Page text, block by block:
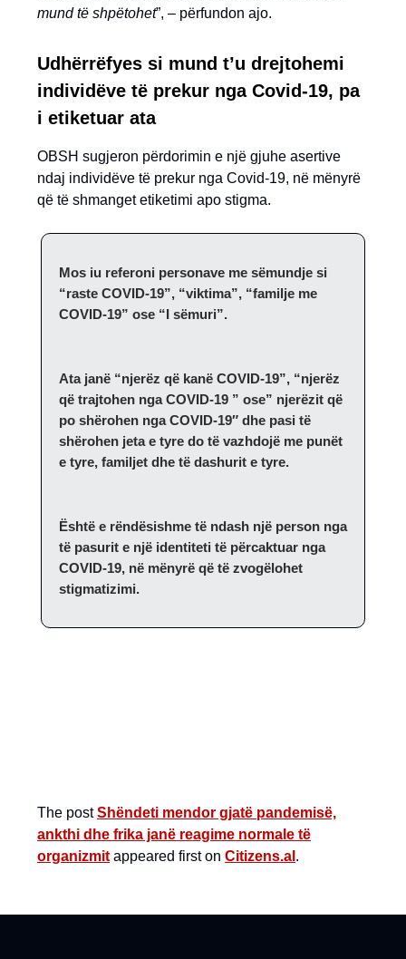
mund të shpëtohet”, – përfundon ajo.
Udhërrëfyes si mund t’u drejtohemi
individëve të prekur nga Covid-19, pa
i etiketuar ata
OBSH sugjeron përdorimin e një gjuhe asertive
ndaj individëve të prekur nga Covid-19, në mënyrë
që të shmanget etiketimi apo stigma.
Mos iu referoni personave me sëmundje si
“raste COVID-19”, “viktima”, “familje me
COVID-19” ose “I sëmuri”.
Ata janë “njerëz që kanë COVID-19”, “njerëz
që trajtohen nga COVID-19 ” ose” njerëzit që
po shërohen nga COVID-19″ dhe pasi të
shërohen jeta e tyre do të vazhdojë me punët
e tyre, familjet dhe të dashurit e tyre.
Është e rëndësishme të ndash një person nga
të pasurit e një identiteti të përcaktuar nga
COVID-19, në mënyrë që të zvogëlohet
stigmatizimi.
The postShëndeti mendor gjatë pandemisë,
ankthi dhe frika janë reagime normale të
organizmit appeared first on Citizens.al .